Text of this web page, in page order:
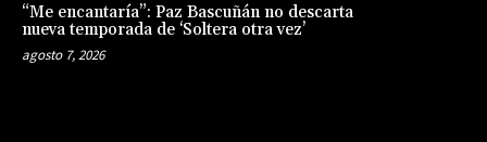
“Me encantaría”: Paz Bascuñán no descarta
nueva temporada de ‘Soltera otra vez’
agosto 7, 2026